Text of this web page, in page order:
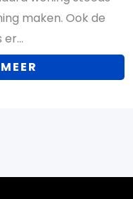
maken. Ook de
er…